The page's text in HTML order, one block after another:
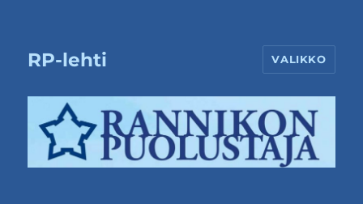
RP-lehti VALIKKO